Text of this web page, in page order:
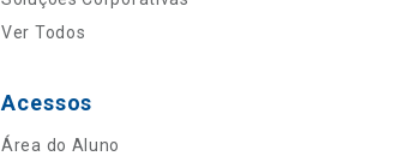
Ver Todos
Acessos
Área do Aluno